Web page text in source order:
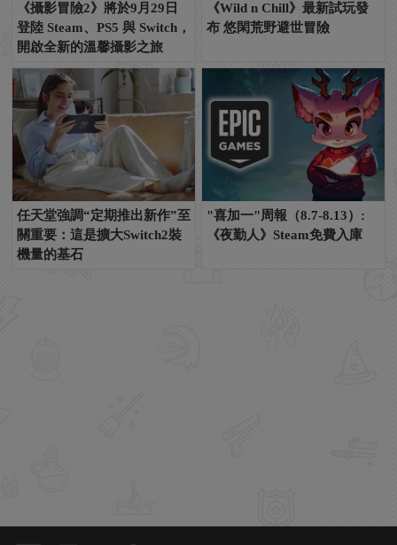
《攝影冒險2》將於9月29日
登陸 Steam、PS5 與 Switch，
開啟全新的溫馨攝影之旅
《Wild n Chill》最新試玩發
布 悠閑荒野避世冒險
任天堂強調“定期推出新作”至
關重要：這是擴大Switch2裝
機量的基石
"喜加一"周報（8.7-8.13）:
《夜勤人》Steam免費入庫